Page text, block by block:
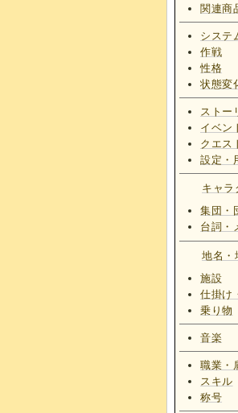
関連商
システ
作戦
性格
状態変
ストー
イベン
クエス
設定・
キャラ
集団・
台詞・
地名・
施設
仕掛け
乗り物
音楽
職業・
スキル
称号